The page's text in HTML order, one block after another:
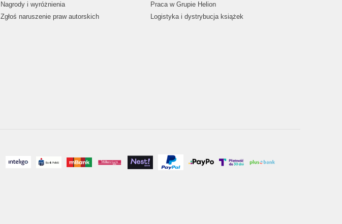
Nagrody i wyróżnienia
Zgłoś naruszenie praw autorskich
Praca w Grupie Helion
Logistyka i dystrybucja książek